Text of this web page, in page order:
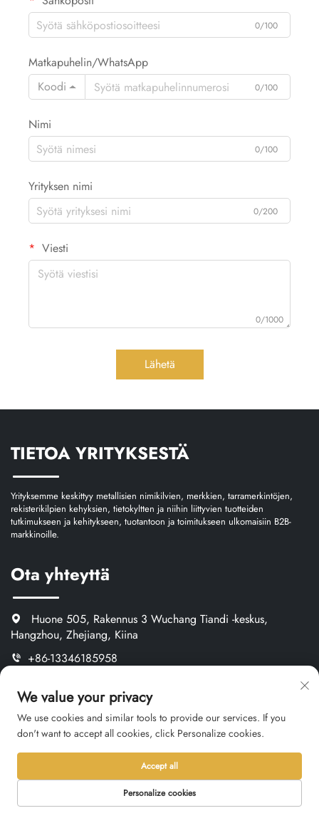
0/100
Matkapuhelin/WhatsApp
Koodi
0/100
Nimi
0/100
Yrityksen nimi
0/200
Viesti
0/1000
Lähetä
TIETOA YRITYKSESTÄ
Yrityksemme keskittyy metallisien nimikilvien, merkkien, tarramerkintöjen,
rekisterikilpien kehyksien, tietokyltten ja niihin liittyvien tuotteiden
tutkimukseen ja kehitykseen, tuotantoon ja toimitukseen ulkomaisiin B2B-
markkinoille.
Ota yhteyttä
Huone 505, Rakennus 3 Wuchang Tiandi -keskus,
Hangzhou, Zhejiang, Kiina
+86-13346185958
[email protected]
https://www.oemnameplate.com
TUOTERYHMÄ
Metallileimakkeet
We value your privacy
We use cookies and similar tools to provide our services. If you
don't want to accept all cookies, click Personalize cookies.
Personalize cookies
Accept all